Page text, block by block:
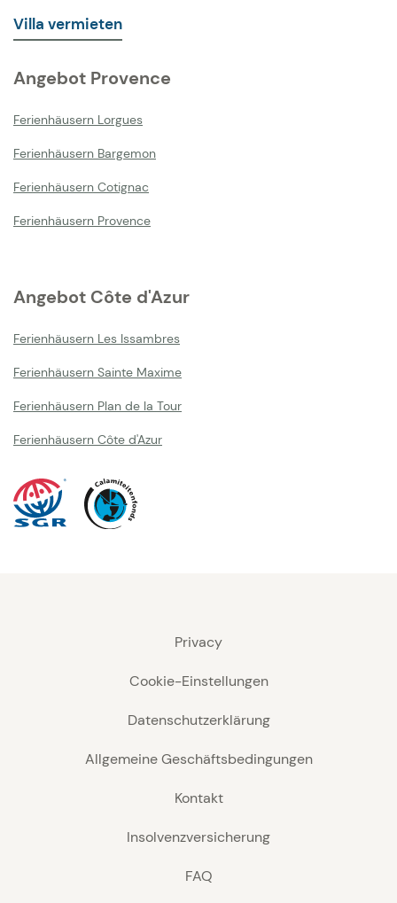
Villa vermieten
Angebot Provence
Ferienhäusern Lorgues
Ferienhäusern Bargemon
Ferienhäusern Cotignac
Ferienhäusern Provence
Angebot Côte d'Azur
Ferienhäusern Les Issambres
Ferienhäusern Sainte Maxime
Ferienhäusern Plan de la Tour
Ferienhäusern Côte d'Azur
Privacy
Cookie-Einstellungen
Datenschutzerklärung
Allgemeine Geschäftsbedingungen
Kontakt
Insolvenzversicherung
FAQ